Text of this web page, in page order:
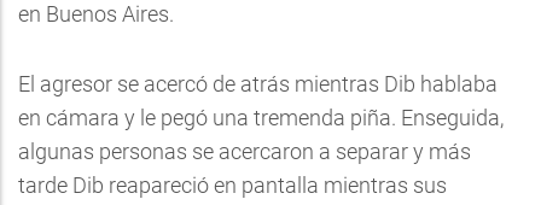
en Buenos Aires.
El agresor se acercó de atrás mientras Dib hablaba
en cámara y le pegó una tremenda piña. Enseguida,
algunas personas se acercaron a separar y más
tarde Dib reapareció en pantalla mientras sus